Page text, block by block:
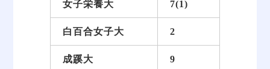
女子栄養大 7(1)
白百合女子大 2
成蹊大 9